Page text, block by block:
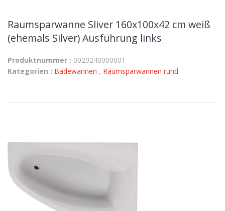
Raumsparwanne Sliver 160x100x42 cm weiß
(ehemals Silver) Ausführung links
Produktnummer : 0020240000001
Kategorien : Badewannen , Raumsparwannen rund